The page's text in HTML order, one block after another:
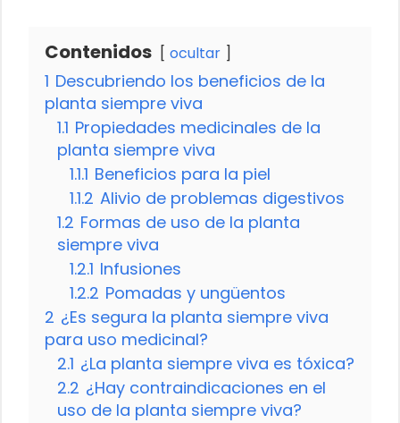
Contenidos ocultar
1 Descubriendo los beneficios de la
planta siempre viva
1.1 Propiedades medicinales de la
planta siempre viva
1.1.1 Beneficios para la piel
1.1.2 Alivio de problemas digestivos
1.2 Formas de uso de la planta
siempre viva
1.2.1 Infusiones
1.2.2 Pomadas y ungüentos
2 ¿Es segura la planta siempre viva
para uso medicinal?
2.1 ¿La planta siempre viva es tóxica?
2.2 ¿Hay contraindicaciones en el
uso de la planta siempre viva?